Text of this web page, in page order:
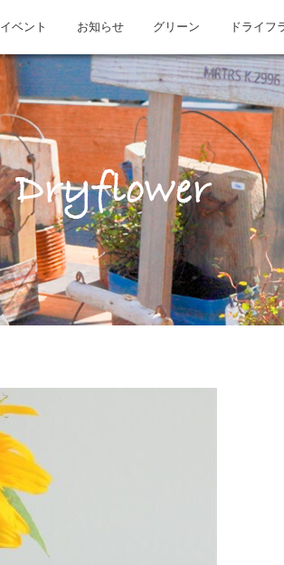
イベント お知らせ グリーン ドライフ
Dryflower